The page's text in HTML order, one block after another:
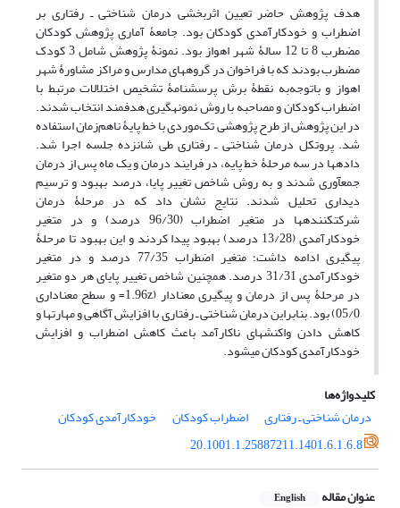
هدف پژوهش حاضر تعیین اثربخشی درمان شناختی ـ رفتاری بر
اضطراب و خودکارآمدی کودکان بود. جامعۀ آماری پژوهش کودکان
مضطرب 8 تا 12 سالۀ شهر اهواز بود. نمونۀ پژوهش شامل 3 کودک
مضطرب بودند که با فراخوان در گروه‏های مدارس و مراکز مشاور‏ۀ شهر
اهواز و باتوجه‌به نقطۀ برش پرسش‏نامۀ تشخیص اختلالات مرتبط با
اضطراب کودکان و مصاحبه با روش نمونه‏گیری هدفمند انتخاب شدند.
در این پژوهش از طرح پژوهشی تک‌موردی با خط پایۀ ناهم‌زمان استفاده
شد. پروتکل درمان شناختی ـ رفتاری طی شانزده جلسه اجرا شد.
داده‏ها در سه مرحلۀ خط پایه، در فرایند درمان و یک ماه پس از درمان
جمع‏آوری شدند و به روش شاخص تغییر پایا، درصد بهبود و ترسیم
دیداری تحلیل شدند. نتایج نشان داد که در مرحلۀ درمان
شرکت‏کننده‏ها در متغیر اضطراب (96/30 درصد) و در متغیر
خودکارآمدی (13/28 درصد) بهبود پیدا کردند و این بهبود تا مرحلۀ
پیگیری ادامه داشت؛ متغیر اضطراب 77/35 درصد و در متغیر
خودکارآمدی 31/31 درصد. همچنین شاخص تغییر پایای هر دو متغیر
در مرحلۀ پس از درمان و پیگیری معنادار (1.96z= و سطح معناداری
05/0) بود. بنابراین درمان شناختی ـ رفتاری با افزایش آگاهی و مهارت‏ها و
کاهش دادن واکنش‏های ناکارآمد باعث کاهش اضطراب و افزایش
خودکارآمدی کودکان می‏شود.
کلیدواژه‌ها
درمان شناختی ـ رفتاری
اضطراب کودکان
خودکارآمدی کودکان
20.1001.1.25887211.1401.6.1.6.8
عنوان مقاله English